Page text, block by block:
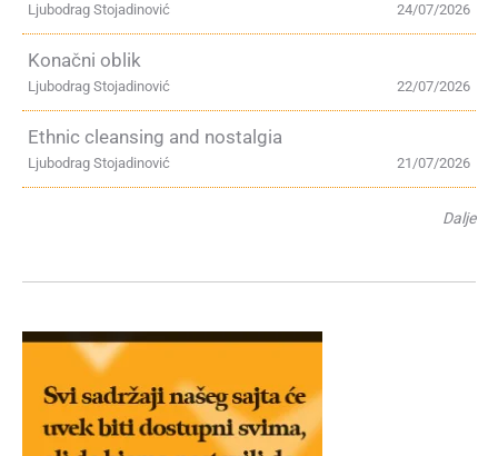
24/07/2026
Ljubodrag Stojadinović
Konačni oblik
22/07/2026
Ljubodrag Stojadinović
Ethnic cleansing and nostalgia
21/07/2026
Ljubodrag Stojadinović
Dalje